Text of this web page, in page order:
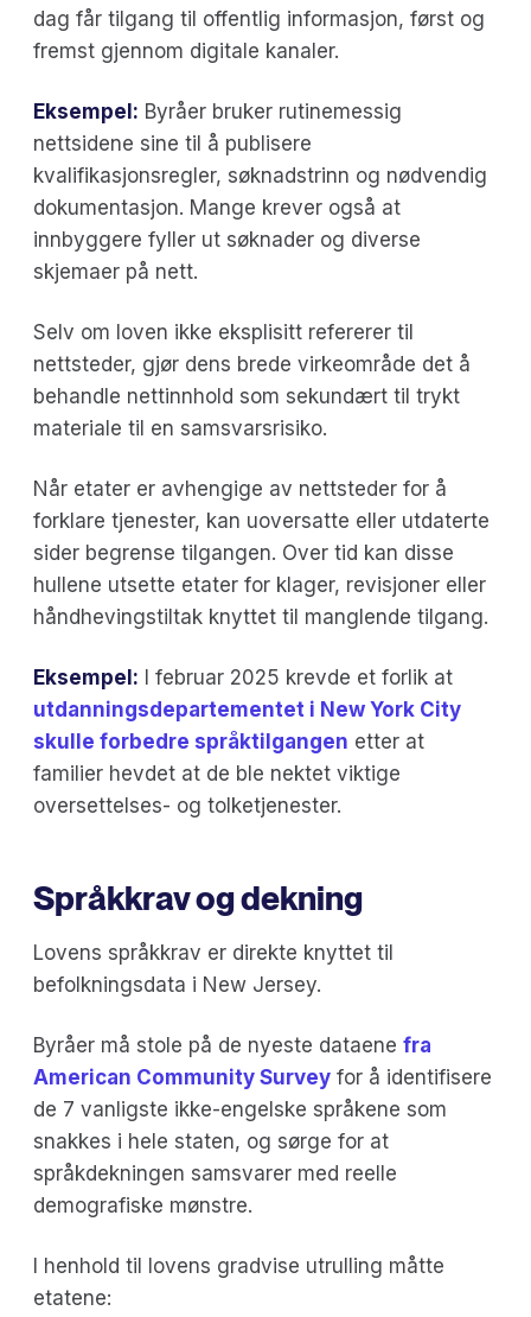
dag får tilgang til offentlig informasjon, først og
fremst gjennom digitale kanaler.
Eksempel: Byråer bruker rutinemessig
nettsidene sine til å publisere
kvalifikasjonsregler, søknadstrinn og nødvendig
dokumentasjon. Mange krever også at
innbyggere fyller ut søknader og diverse
skjemaer på nett.
Selv om loven ikke eksplisitt refererer til
nettsteder, gjør dens brede virkeområde det å
behandle nettinnhold som sekundært til trykt
materiale til en samsvarsrisiko.
Når etater er avhengige av nettsteder for å
forklare tjenester, kan uoversatte eller utdaterte
sider begrense tilgangen. Over tid kan disse
hullene utsette etater for klager, revisjoner eller
håndhevingstiltak knyttet til manglende tilgang.
Eksempel: I februar 2025 krevde et forlik at
utdanningsdepartementet i New York City
skulle forbedre språktilgangen etter at
familier hevdet at de ble nektet viktige
oversettelses- og tolketjenester.
Språkkrav og dekning
Lovens språkkrav er direkte knyttet til
befolkningsdata i New Jersey.
Byråer må stole på de nyeste dataene fra
American Community Survey for å identifisere
de 7 vanligste ikke-engelske språkene som
snakkes i hele staten, og sørge for at
språkdekningen samsvarer med reelle
demografiske mønstre.
I henhold til lovens gradvise utrulling måtte
etatene: